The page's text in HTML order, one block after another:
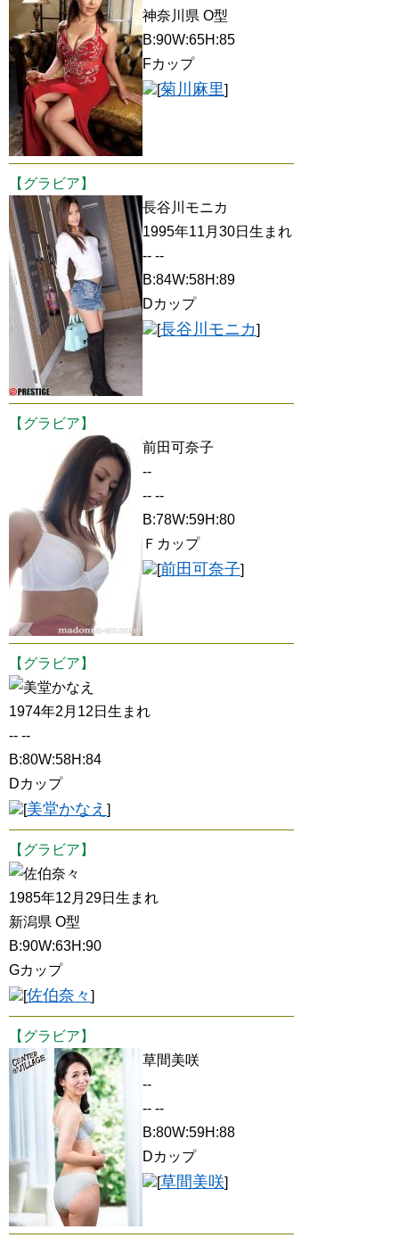
神奈川県 O型
B:90W:65H:85
Fカップ
[菊川麻里]
【グラビア】
長谷川モニカ
1995年11月30日生まれ
-- --
B:84W:58H:89
Dカップ
[長谷川モニカ]
【グラビア】
前田可奈子
--
-- --
B:78W:59H:80
Ｆカップ
[前田可奈子]
【グラビア】
美堂かなえ
1974年2月12日生まれ
-- --
B:80W:58H:84
Dカップ
[美堂かなえ ]
【グラビア】
佐伯奈々
1985年12月29日生まれ
新潟県 O型
B:90W:63H:90
Gカップ
[佐伯奈々 ]
【グラビア】
草間美咲
--
-- --
B:80W:59H:88
Dカップ
[草間美咲]